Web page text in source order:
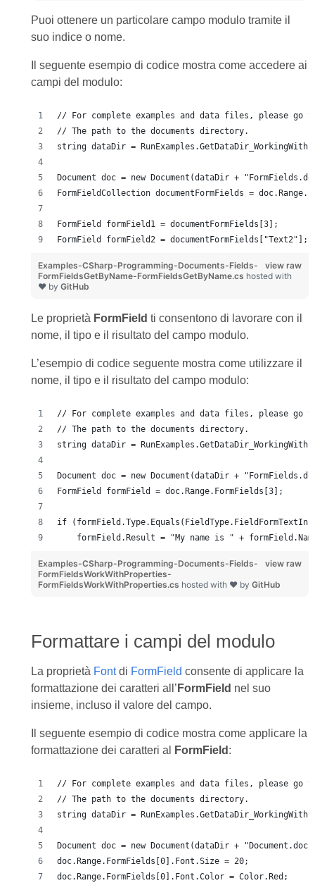
Puoi ottenere un particolare campo modulo tramite il
suo indice o nome.
Il seguente esempio di codice mostra come accedere ai
campi del modulo:
// For complete examples and data files, please go
// The path to the documents directory.
string dataDir =
Document doc = new Document(dataDir +
FormFieldCollection documentFormFields =
FormField formField1 = documentFormFields[3];
FormField formField2 = documentFormFields["Text2"];
view raw
Examples-CSharp-Programming-Documents-Fields-
FormFieldsGetByName-FormFieldsGetByName.cs hosted with
❤ by GitHub
Le proprietà FormField ti consentono di lavorare con il
nome, il tipo e il risultato del campo modulo.
L’esempio di codice seguente mostra come utilizzare il
nome, il tipo e il risultato del campo modulo:
// For complete examples and data files, please go
// The path to the documents directory.
string dataDir =
Document doc = new Document(dataDir +
FormField formField = doc.Range.FormFields[3];
if
formField.Result = "My name is " +
view raw
Examples-CSharp-Programming-Documents-Fields-
FormFieldsWorkWithProperties-
FormFieldsWorkWithProperties.cs hosted with ❤ by GitHub
Formattare i campi del modulo
La proprietà Fontdi FormField consente di applicare la
formattazione dei caratteri all’ FormField nel suo
insieme, incluso il valore del campo.
Il seguente esempio di codice mostra come applicare la
formattazione dei caratteri al
FormField :
// For complete examples and data files, please go
// The path to the documents directory.
string dataDir =
Document doc = new Document(dataDir +
doc.Range.FormFields[0].Font.Size = 20;
doc.Range.FormFields[0].Font.Color = Color.Red;